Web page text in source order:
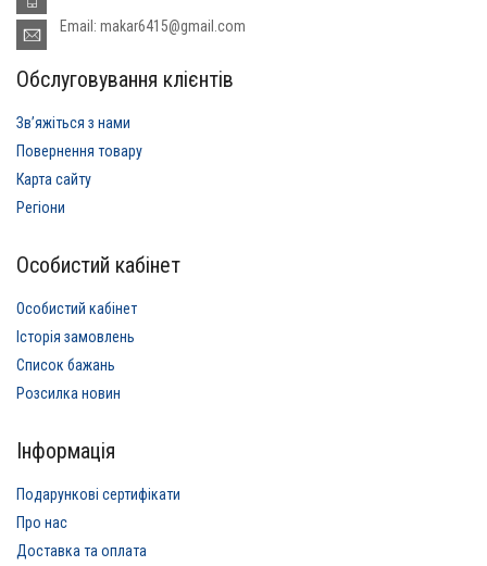
Email: makar6415@gmail.com
Обслуговування клієнтів
Звʼяжіться з нами
Повернення товару
Карта сайту
Регіони
Особистий кабінет
Особистий кабінет
Історія замовлень
Список бажань
Розсилка новин
Інформація
Подарункові сертифікати
Про нас
Доставка та оплата